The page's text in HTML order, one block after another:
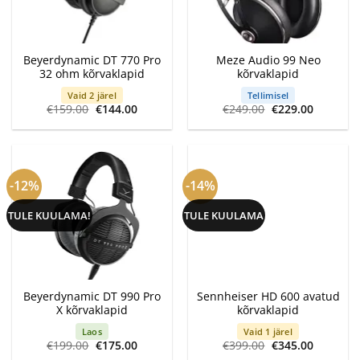
Beyerdynamic DT 770 Pro
32 ohm kõrvaklapid
Vaid 2 järel
€159.00 Algne
hind
oli:
€144.00Current
is:
Meze Audio 99 Neo
kõrvaklapid
Tellimisel
€249.00 Algne
hind
oli:
€229.00Current
is:
-12%
TULE KUULAMA!
Beyerdynamic DT 990 Pro
X kõrvaklapid
Laos
€199.00 Algne
hind
€175.00Current
-14%
TULE KUULAMA
Sennheiser HD 600 avatud
kõrvaklapid
Vaid 1 järel
€399.00 Algne
hind
€345.00Current